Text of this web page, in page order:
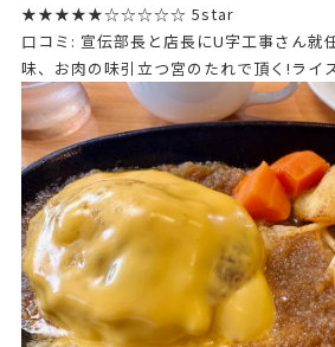
★★★★★☆☆☆☆☆ 5star
口コミ: 宣伝部長と店長にU字工事さん就
味、お肉の味引立つ宮のたれで頂く!ライ